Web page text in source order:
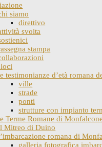
siamo
direttivo
svolta
stampa
testimonianze d’età romana
ville
strade
ponti
strutture con impianto
Terme Romane di Monfalcone
Mitreo di Duino
romana di
galleria fotografica